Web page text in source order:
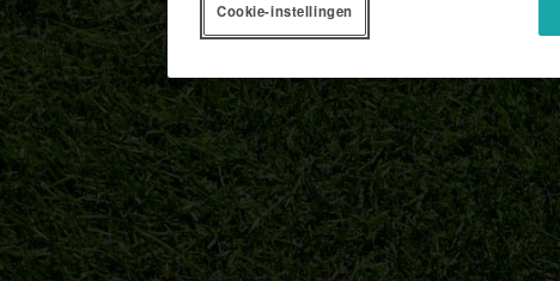
Cookie-instellingen